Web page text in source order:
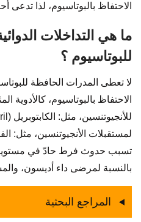
الاحتفاظ بالبوتاسيوم، لذا تدعى
ما هي التداخلات
للبوتاسيوم ؟
لا تعطى المدرات الحافظة
الاحتفاظ بالبوتاسيوم، كالأدوية
تسبب حدوث فرط حادّ في مستويات
بالنسبة لمرضى داء أديسون،
المراجع البحثية